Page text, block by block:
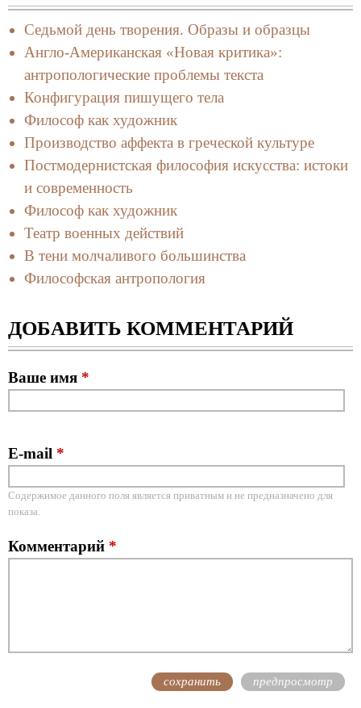
Cедьмой день творения. Образы и образцы
Англо-Американская «Новая критика»:
антропологические проблемы текста
Конфигурация пишущего тела
Философ как художник
Производство аффекта в греческой культуре
Постмодернистская философия искусства: истоки
и современность
Философ как художник
Театр военных действий
В тени молчаливого большинства
Философская антропология
ДОБАВИТЬ КОММЕНТАРИЙ
Ваше имя *
E-mail *
Содержимое данного поля является приватным и не предназначено для
показа.
Комментарий *